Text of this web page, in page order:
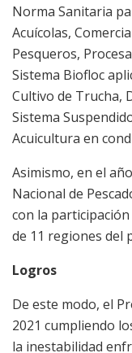
Norma Sanitaria
Acuícolas,
Pesqueros,
Sistema Biofloc
Cultivo de Trucha,
Sistema
Acuicultura en
Asimismo, en el
Nacional de
con la
de 11 regiones del
Logros
De este modo, el
2021 cumpliendo
la inestabilidad